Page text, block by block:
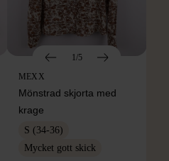
1/5
MEXX
Mönstrad skjorta med
krage
S (34-36)
Mycket gott skick